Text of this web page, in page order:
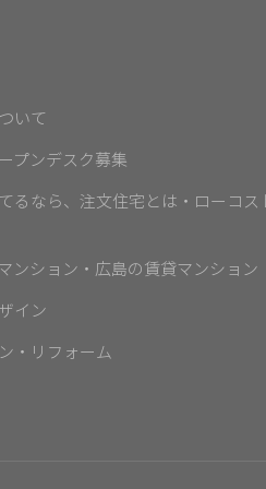
いて
プンデスク募集
るなら、注文住宅とは・ローコス
ンション・広島の賃貸マンション
イン
・リフォーム